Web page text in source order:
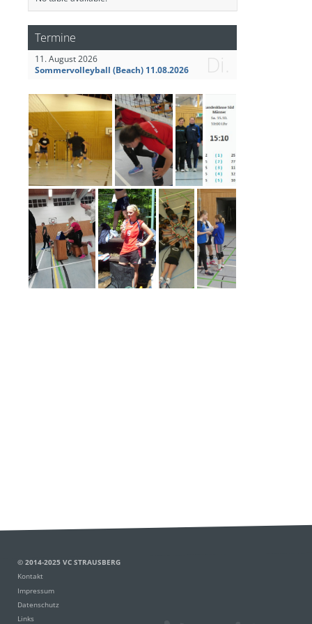
Termine
Di.
11. August 2026
Sommervolleyball (Beach) 11.08.2026
© 2014-2025 VC STRAUSBERG
Kontakt
Impressum
Datenschutz
Links